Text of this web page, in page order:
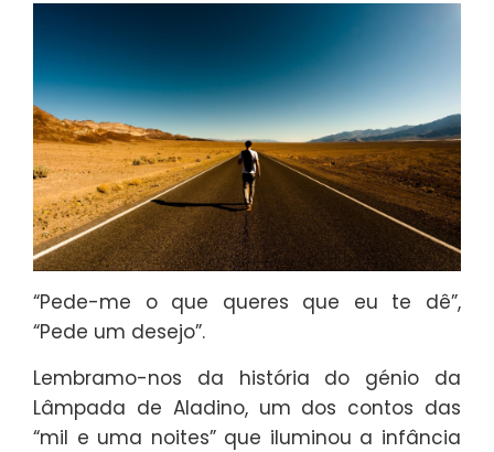
“Pede-me o que queres que eu te dê”,
“Pede um desejo”.
Lembramo-nos da história do génio da
Lâmpada de Aladino, um dos contos das
“mil e uma noites” que iluminou a infância